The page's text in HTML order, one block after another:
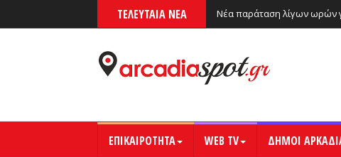
ΤΕΛΕΥΤΑΙΑ ΝΕΑ Νέα παράταση λίγων ωρών
ΕΠΙΚΑΙΡΟΤΗΤΑ WEB TV ΔΗΜΟΙ